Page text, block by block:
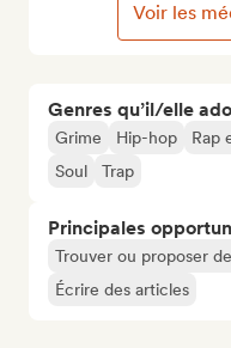
Genres qu’il/elle
Grime Hip-hop Rap
Soul
Trap
Principales
Trouver ou proposer
Écrire des articles
Voir les